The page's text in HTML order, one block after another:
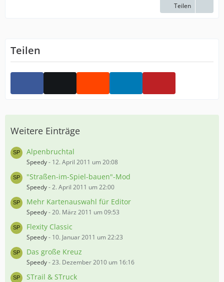
Teilen
Teilen
Weitere Einträge
Alpenbruchtal
Speedy- 12. April 2011 um 20:08
"Straßen-im-Spiel-bauen"-Mod
Speedy-2. April 2011 um 22:00
Mehr Kartenauswahl für Editor
Speedy-20. März 2011 um 09:53
Flexity Classic
Speedy- 10. Januar 2011 um 22:23
Das große Kreuz
Speedy-23. Dezember 2010 um 16:16
STrail & STruck